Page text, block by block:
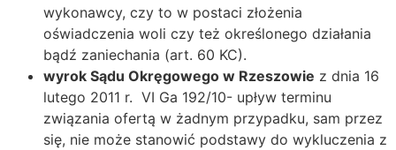
wykonawcy, czy to w postaci złożenia
oświadczenia woli czy też określonego działania
bądź zaniechania (art. 60 KC).
wyrok Sądu Okręgowego w Rzeszowie z dnia 16
lutego 2011 r. VI Ga 192/10- upływ terminu
związania ofertą w żadnym przypadku, sam przez
się, nie może stanowić podstawy do wykluczenia z